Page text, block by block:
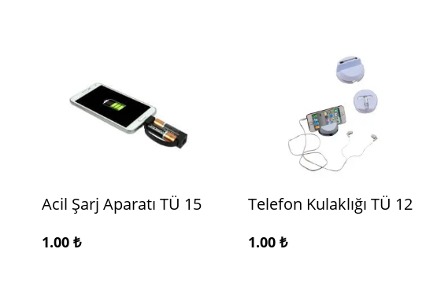
Acil Şarj Aparatı TÜ 15
1.00 ₺
Telefon Kulaklığı TÜ 12
1.00 ₺